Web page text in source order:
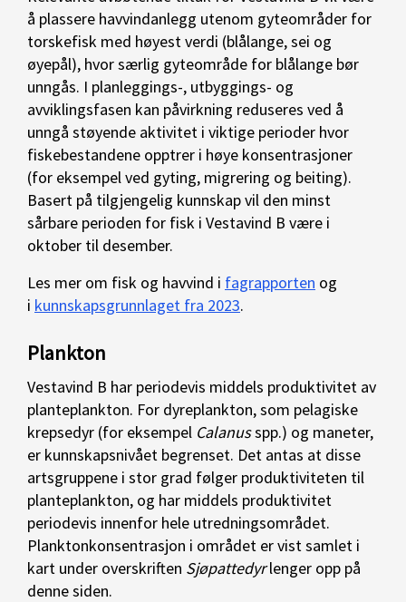
å plassere havvindanlegg utenom gyteområder for
torskefisk med høyest verdi (blålange, sei og
øyepål), hvor særlig gyteområde for blålange bør
unngås. I planleggings-, utbyggings- og
avviklingsfasen kan påvirkning reduseres ved å
unngå støyende aktivitet i viktige perioder hvor
fiskebestandene opptrer i høye konsentrasjoner
(for eksempel ved gyting, migrering og beiting).
Basert på tilgjengelig kunnskap vil den minst
sårbare perioden for fisk i Vestavind B være i
oktober til desember.
Les mer om fisk og havvind i fagrapporten og
i kunnskapsgrunnlaget fra 2023.
Plankton
Vestavind B har periodevis middels produktivitet av
planteplankton. For dyreplankton, som pelagiske
krepsedyr (for eksempel Calanusspp.) og maneter,
er kunnskapsnivået begrenset. Det antas at disse
artsgruppene i stor grad følger produktiviteten til
planteplankton, og har middels produktivitet
periodevis innenfor hele utredningsområdet.
Planktonkonsentrasjon i området er vist samlet i
kart under overskriften Sjøpattedyrlenger opp på
denne siden.